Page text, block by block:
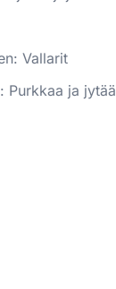
: Vallarit
: Purkkaa ja jytää